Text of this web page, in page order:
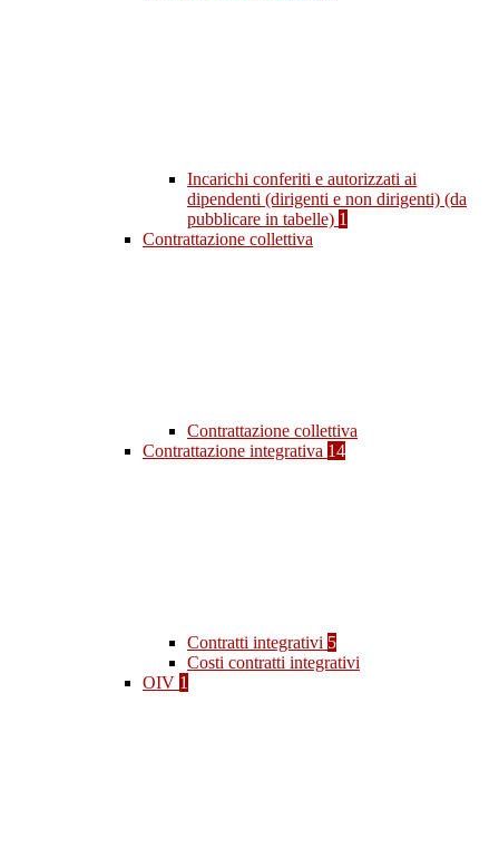
Incarichi conferiti e autorizzati ai
dipendenti (dirigenti e non dirigenti) (da
pubblicare in tabelle) 1
Contrattazione collettiva
Contrattazione collettiva
Contrattazione integrativa 14
Contratti integrativi 5
Costi contratti integrativi
OIV 1